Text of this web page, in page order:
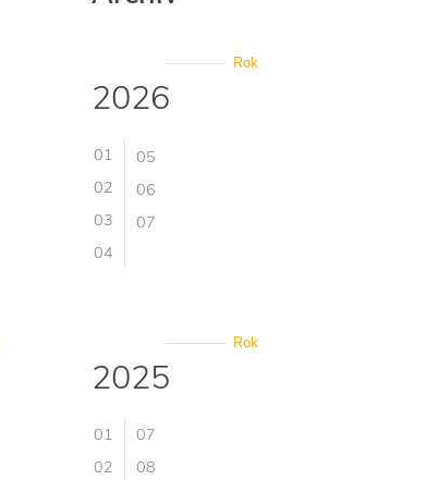
Rok
2026
01
02
03
04
05
06
07
Rok
2025
01
02
07
08